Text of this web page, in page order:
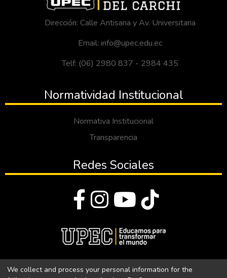
Dirección: Calle Antisana y Av. Universitaria
Email: info@upec.edu.ec
Telf: (06) 2980 837 - 2984 435
Normatividad Institucional
Normativa Institucional
Transparencia
Redes Sociales
We collect and process your personal information for the